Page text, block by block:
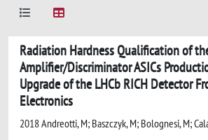
Radiation Hardness Qualification of
Amplifier/Discriminator ASICs
Upgrade of the LHCb RICH Detector
Electronics
2018 Andreotti, M; Baszczyk, M; Bolognesi, M;